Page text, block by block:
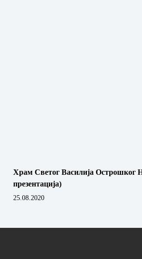
Храм Светог Василија Острошког
презентација)
25.08.2020